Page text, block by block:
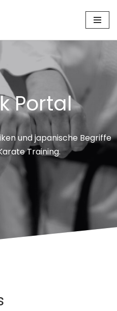
Portal
und japanische Begriffe
Training.